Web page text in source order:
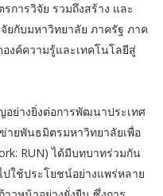
การวิจัย รวมถึงสร้าง และ
ยกับมหาวิทยาลัย ภาครัฐ ภาค
งค์ความรู้และเทคโนโลยีสู่
ย่างยิ่งต่อการพัฒนาประเทศ
ยพันธมิตรมหาวิทยาลัยเพื่อ
RUN) ได้มีบทบาทร่วมกัน
ปใช้ประโยชน์อย่างแพร่หลาย